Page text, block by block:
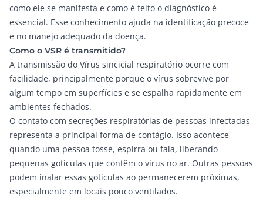
como ele se manifesta e como é feito o diagnóstico é
essencial. Esse conhecimento ajuda na identificação precoce
e no manejo adequado da doença.
Como o VSR é transmitido?
A transmissão do Vírus sincicial respiratório ocorre com
facilidade, principalmente porque o vírus sobrevive por
algum tempo em superfícies e se espalha rapidamente em
ambientes fechados.
O contato com secreções respiratórias de pessoas infectadas
representa a principal forma de contágio. Isso acontece
quando uma pessoa tosse, espirra ou fala, liberando
pequenas gotículas que contêm o vírus no ar. Outras pessoas
podem inalar essas gotículas ao permanecerem próximas,
especialmente em locais pouco ventilados.